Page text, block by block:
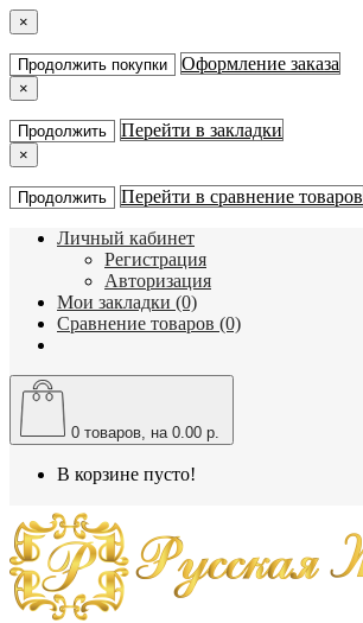
×
Продолжить покупки Оформление заказа
×
Продолжить Перейти в закладки
×
Продолжить Перейти в сравнение товаров
Личный кабинет
Регистрация
Авторизация
Мои закладки (0)
Сравнение товаров (0)
0 товаров, на 0.00 р.
В корзине пусто!